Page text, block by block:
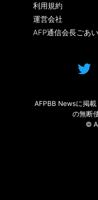
利用規約
運営会社
AFP通信会長ごあ
AFPBB Newsに掲
の無断
©